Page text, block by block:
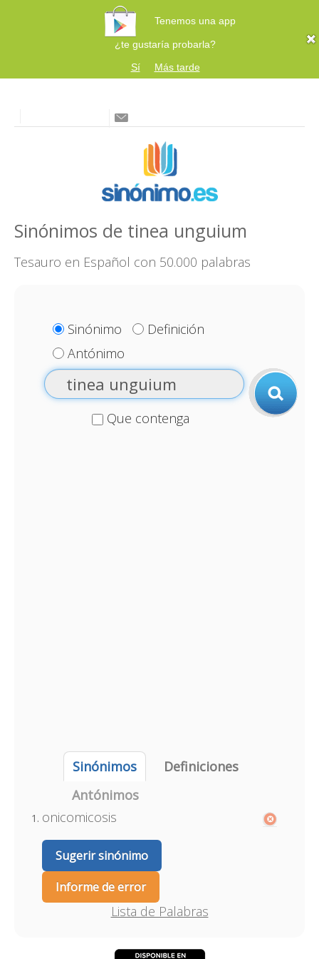
Tenemos una app
¿te gustaría probarla?
Sí
Más tarde
Sinónimos de tinea unguium
Tesauro en Español con 50.000 palabras
Sinónimo
Definición
Antónimo
Que contenga
Sinónimos
Definiciones
Antónimos
onicomicosis
Sugerir sinónimo
Informe de error
Lista de Palabras